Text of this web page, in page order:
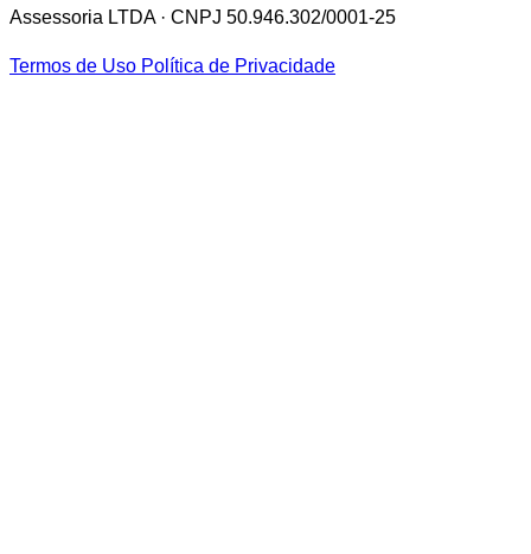
Assessoria LTDA · CNPJ 50.946.302/0001-25
Termos de Uso Política de Privacidade